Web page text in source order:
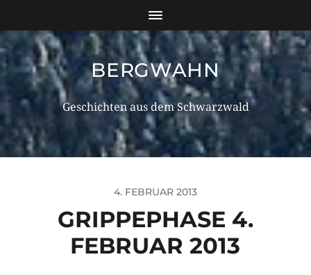
BERGWAHN
Geschichten aus dem Schwarzwald
4. FEBRUAR 2013
GRIPPEPHASE 4.
FEBRUAR 2013